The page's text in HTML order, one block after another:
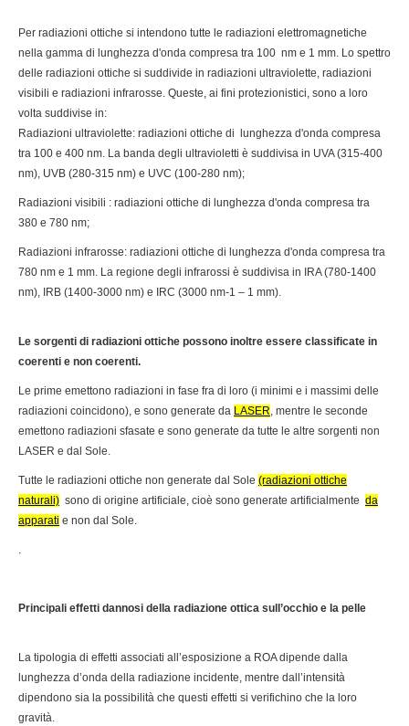
Per radiazioni ottiche si intendono tutte le radiazioni elettromagnetiche
nella gamma di lunghezza d'onda compresa tra 100 nm e 1 mm. Lo spettro
delle radiazioni ottiche si suddivide in radiazioni ultraviolette, radiazioni
visibili e radiazioni infrarosse. Queste, ai fini protezionistici, sono a loro
volta suddivise in:
Radiazioni ultraviolette: radiazioni ottiche di lunghezza d'onda compresa
tra 100 e 400 nm. La banda degli ultravioletti è suddivisa in UVA (315-400
nm), UVB (280-315 nm) e UVC (100-280 nm);
Radiazioni visibili : radiazioni ottiche di lunghezza d'onda compresa tra
380 e 780 nm;
Radiazioni infrarosse: radiazioni ottiche di lunghezza d'onda compresa tra
780 nm e 1 mm. La regione degli infrarossi è suddivisa in IRA (780-1400
nm), IRB (1400-3000 nm) e IRC (3000 nm-1 – 1 mm).
Le sorgenti di radiazioni ottiche possono inoltre essere classificate in
coerenti e non coerenti.
Le prime emettono radiazioni in fase fra di loro (i minimi e i massimi delle
radiazioni coincidono), e sono generate da LASER, mentre le seconde
emettono radiazioni sfasate e sono generate da tutte le altre sorgenti non
LASER e dal Sole.
Tutte le radiazioni ottiche non generate dal Sole (radiazioni ottiche
naturali) sono di origine artificiale, cioè sono generate artificialmente da
apparati e non dal Sole.
.
Principali effetti dannosi della radiazione ottica sull’occhio e la pelle
La tipologia di effetti associati all’esposizione a ROA dipende dalla
lunghezza d’onda della radiazione incidente, mentre dall’intensità
dipendono sia la possibilità che questi effetti si verifichino che la loro
gravità.